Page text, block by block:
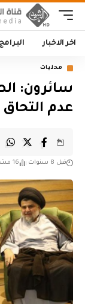
اخر الاخبار البرامج
محليات
سائرون:
عدم التحاق
قبل 8 سنوات 16 مشاهدات